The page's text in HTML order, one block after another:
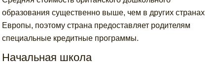
образования существенно выше, чем в других странах
Европы, поэтому страна предоставляет родителям
специальные кредитные программы.
Начальная школа